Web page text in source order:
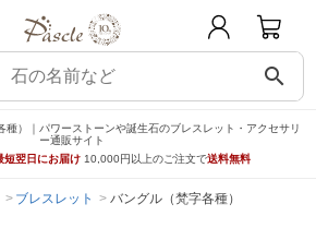
search
種）｜パワーストーンや誕生石のブレスレット・アクセサリ
ー通販サイト
短翌日にお届け 10,000円以上のご注文で送料無料
ブレスレット バングル（梵字各種）